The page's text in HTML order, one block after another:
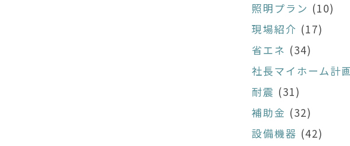
照明プラン (10)
現場紹介 (17)
省エネ (34)
社長マイホーム計
耐震 (31)
補助金 (32)
設備機器 (42)